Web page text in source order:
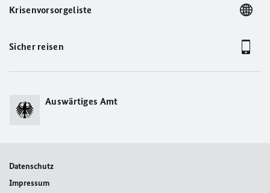
Krisenvorsorgeliste
Sicher reisen
Auswärtiges Amt
Datenschutz
Impressum